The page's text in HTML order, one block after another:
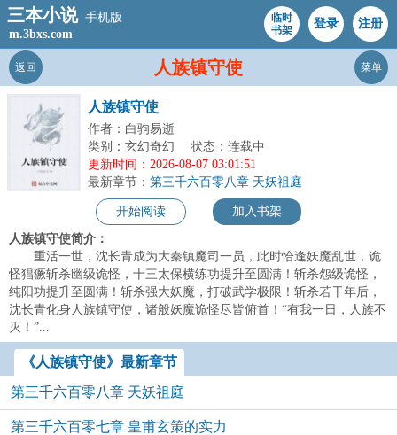
三本小说 手机版
m.3bxs.com
临时
书架
登录 注册
人族镇守使
返回 菜单
人族镇守使
作者：白驹易逝
类别：玄幻奇幻
状态：连载中
更新时间：2026-08-07 03:01:51
最新章节： 第三千六百零八章 天妖祖庭
开始阅读 加入书架
人族镇守使简介：
重活一世，沈长青成为大秦镇魔司一员，此时恰逢妖魔乱世，诡
怪猖獗斩杀幽级诡怪，十三太保横练功提升至圆满！斩杀怨级诡怪，
纯阳功提升至圆满！斩杀强大妖魔，打破武学极限！斩杀若干年后，
沈长青化身人族镇守使，诸般妖魔诡怪尽皆俯首！“有我一日，人族不
灭！”...
《人族镇守使》最新章节
第三千六百零八章 天妖祖庭
第三千六百零七章 皇甫玄策的实力